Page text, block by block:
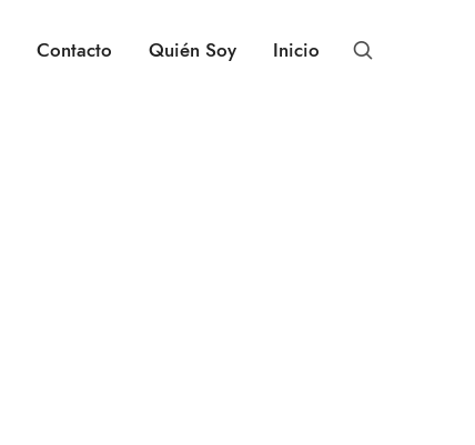
Contacto Quién Soy Inicio